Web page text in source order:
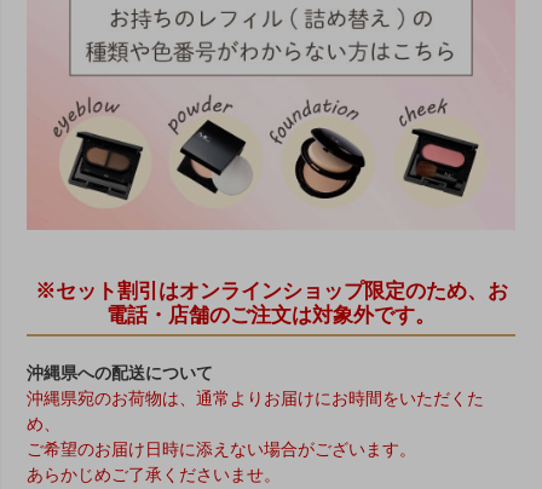
※セット割引はオンラインショップ限定のため、お
電話・店舗のご注文は対象外です。
沖縄県への配送について
沖縄県宛のお荷物は、通常よりお届けにお時間をいただくた
め、
ご希望のお届け日時に添えない場合がございます。
あらかじめご了承くださいませ。